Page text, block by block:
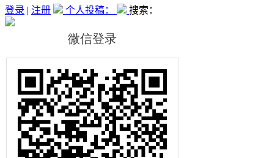
登录 | 注册 个人投稿： 搜索：